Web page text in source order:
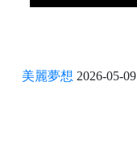
美麗夢想 2026-05-09